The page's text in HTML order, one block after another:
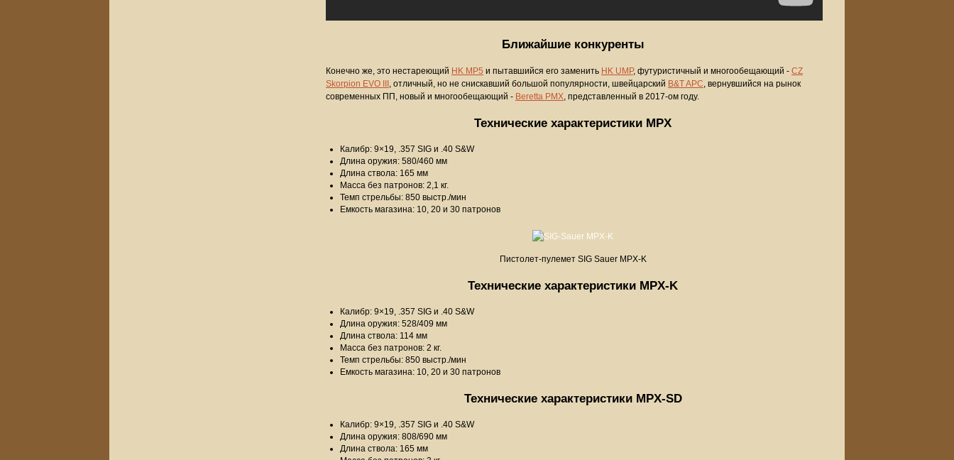
Ближайшие конкуренты
Конечно же, это нестареющий HK MP5 и пытавшийся его заменить HK UMP, футуристичный и многообещающий - CZ
Skorpion EVO III , отличный, но не снискавший большой популярности, швейцарский B&T APC, вернувшийся на рынок
современных ПП, новый и многообещающий - Beretta PMX, представленный в 2017-ом году.
Технические характеристики MPX
Калибр: 9×19, .357 SIG и .40 S&W
Длина оружия: 580/460 мм
Длина ствола: 165 мм
Масса без патронов: 2,1 кг.
Темп стрельбы: 850 выстр./мин
Емкость магазина: 10, 20 и 30 патронов
Пистолет-пулемет SIG Sauer MPX-K
Технические характеристики MPX-K
Калибр: 9×19, .357 SIG и .40 S&W
Длина оружия: 528/409 мм
Длина ствола: 114 мм
Масса без патронов: 2 кг.
Темп стрельбы: 850 выстр./мин
Емкость магазина: 10, 20 и 30 патронов
Технические характеристики MPX-SD
Калибр: 9×19, .357 SIG и .40 S&W
Длина оружия: 808/690 мм
Длина ствола: 165 мм